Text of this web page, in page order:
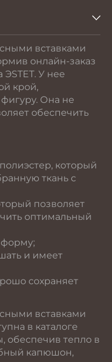
вставками
онлайн-заказ
ЭSТЕТ. У нее
крой,
Она не
обеспечить
который
ткань с
позволяет
оптимальный
и имеет
сохраняет
вставками
в каталоге
обеспечив тепло в
капюшон,